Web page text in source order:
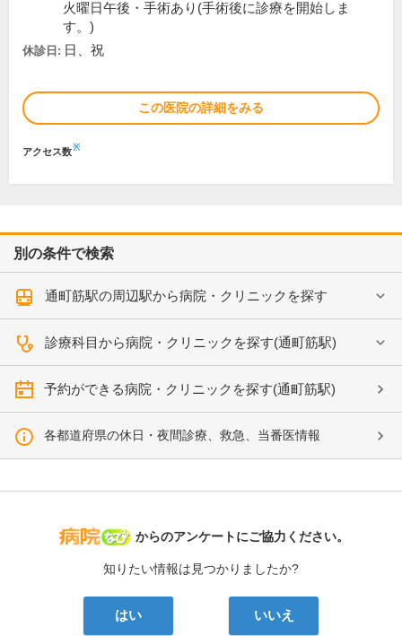
火曜日午後・手術あり(手術後に診療を開始しま
す。)
休診日: 日、祝
この医院の詳細をみる
アクセス数※
別の条件で検索
通町筋駅の周辺駅から病院・クリニックを探す
診療科目から病院・クリニックを探す(通町筋駅)
予約ができる病院・クリニックを探す(通町筋駅)
各都道府県の休日・夜間診療、救急、当番医情報
病院なび
からのアンケートにご協力ください。
知りたい情報は見つかりましたか?
はい いいえ